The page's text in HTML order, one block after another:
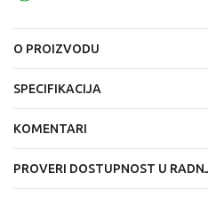
O PROIZVODU
SPECIFIKACIJA
KOMENTARI
PROVERI DOSTUPNOST U